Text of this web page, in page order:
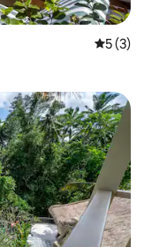
5 (3)